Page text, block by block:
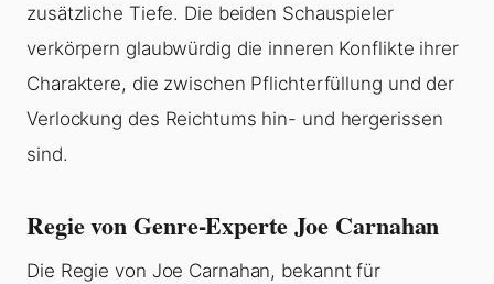
zusätzliche Tiefe. Die beiden Schauspieler
verkörpern glaubwürdig die inneren Konflikte ihrer
Charaktere, die zwischen Pflichterfüllung und der
Verlockung des Reichtums hin- und hergerissen
sind.
Regie von Genre-Experte Joe Carnahan
Die Regie von Joe Carnahan, bekannt für